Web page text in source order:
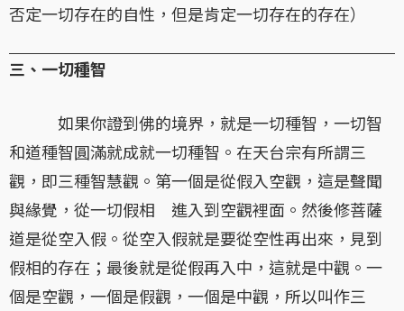
否定一切存在的自性，但是肯定一切存在的存在）
三、一切種智
如果你證到佛的境界，就是一切種智，一切智
和道種智圓滿就成就一切種智。在天台宗有所謂三
觀，即三種智慧觀。第一個是從假入空觀，這是聲聞
與緣覺，從一切假相 進入到空觀裡面。然後修菩薩
道是從空入假。從空入假就是要從空性再出來，見到
假相的存在；最後就是從假再入中，這就是中觀。一
個是空觀，一個是假觀，一個是中觀，所以叫作三